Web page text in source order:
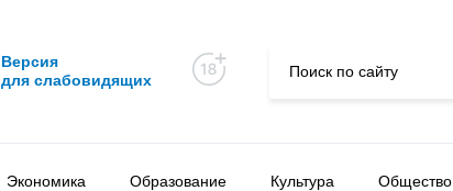
Версия
для слабовидящих
Экономика Образование Культура Общество